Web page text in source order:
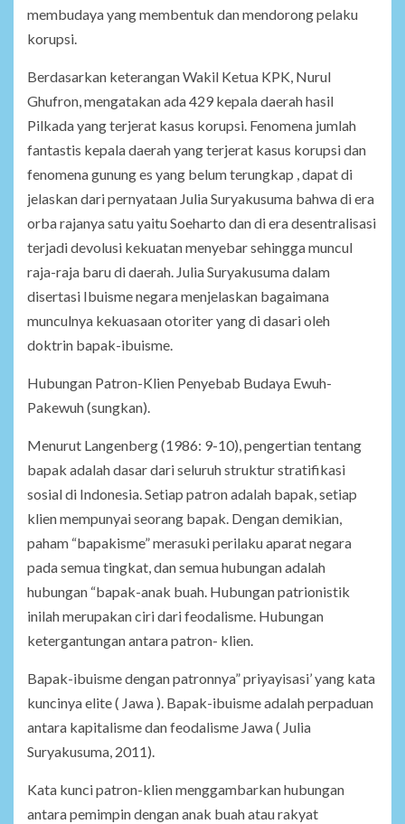
membudaya yang membentuk dan mendorong pelaku
korupsi.
Berdasarkan keterangan Wakil Ketua KPK, Nurul
Ghufron, mengatakan ada 429 kepala daerah hasil
Pilkada yang terjerat kasus korupsi. Fenomena jumlah
fantastis kepala daerah yang terjerat kasus korupsi dan
fenomena gunung es yang belum terungkap , dapat di
jelaskan dari pernyataan Julia Suryakusuma bahwa di era
orba rajanya satu yaitu Soeharto dan di era desentralisasi
terjadi devolusi kekuatan menyebar sehingga muncul
raja-raja baru di daerah. Julia Suryakusuma dalam
disertasi Ibuisme negara menjelaskan bagaimana
munculnya kekuasaan otoriter yang di dasari oleh
doktrin bapak-ibuisme.
Hubungan Patron-Klien Penyebab Budaya Ewuh-
Pakewuh (sungkan).
Menurut Langenberg (1986: 9-10), pengertian tentang
bapak adalah dasar dari seluruh struktur stratifikasi
sosial di Indonesia. Setiap patron adalah bapak, setiap
klien mempunyai seorang bapak. Dengan demikian,
paham “bapakisme” merasuki perilaku aparat negara
pada semua tingkat, dan semua hubungan adalah
hubungan “bapak-anak buah. Hubungan patrionistik
inilah merupakan ciri dari feodalisme. Hubungan
ketergantungan antara patron- klien.
Bapak-ibuisme dengan patronnya” priyayisasi’ yang kata
kuncinya elite ( Jawa ). Bapak-ibuisme adalah perpaduan
antara kapitalisme dan feodalisme Jawa ( Julia
Suryakusuma, 2011).
Kata kunci patron-klien menggambarkan hubungan
antara pemimpin dengan anak buah atau rakyat